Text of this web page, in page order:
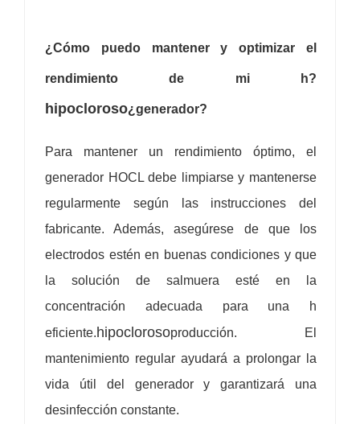
¿Cómo puedo mantener y optimizar el
rendimiento de mi h?
hipocloroso¿generador?
Para mantener un rendimiento óptimo, el
generador HOCL debe limpiarse y mantenerse
regularmente según las instrucciones del
fabricante. Además, asegúrese de que los
electrodos estén en buenas condiciones y que
la solución de salmuera esté en la
concentración adecuada para una h
eficiente.hipoclorosoproducción. El
mantenimiento regular ayudará a prolongar la
vida útil del generador y garantizará una
desinfección constante.